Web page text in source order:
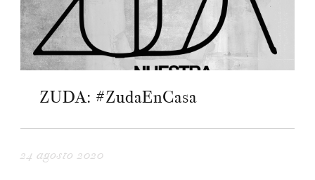
ZUDA: #ZudaEnCasa
24 agosto 2020